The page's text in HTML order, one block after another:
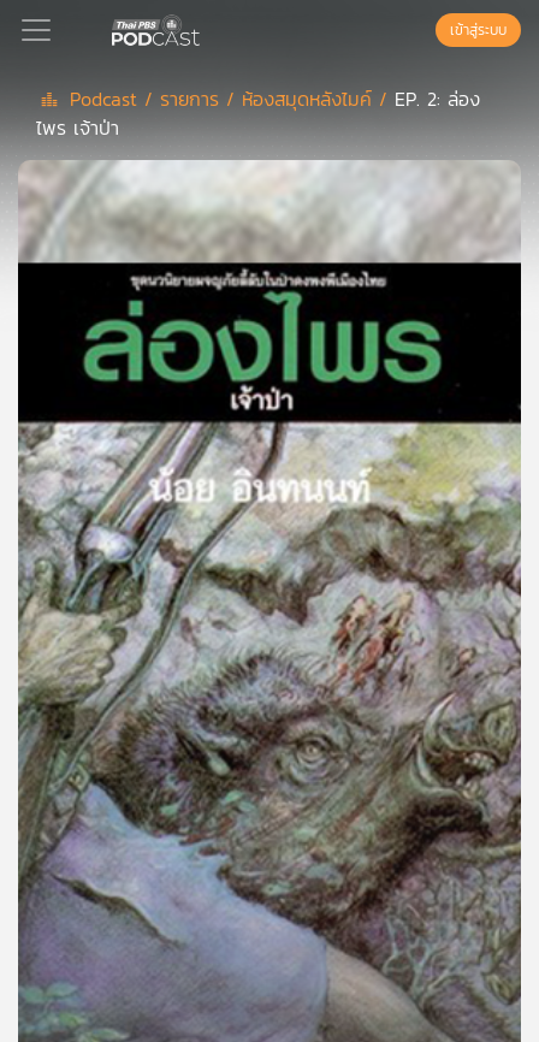
Podcast
เพล
ย์
ลิ
เพล
ย์
ลิ
สต์
ของ
คุณ
เพลง
บทความ
ข่าว
และ
กิจกรรม
เกี่ยว
กับ
เรา
เข้าสู่ระบบ
Podcast / รายการ / ห้องสมุดหลังไมค์ / EP. 2: ล่อง
ไพร เจ้าป่า